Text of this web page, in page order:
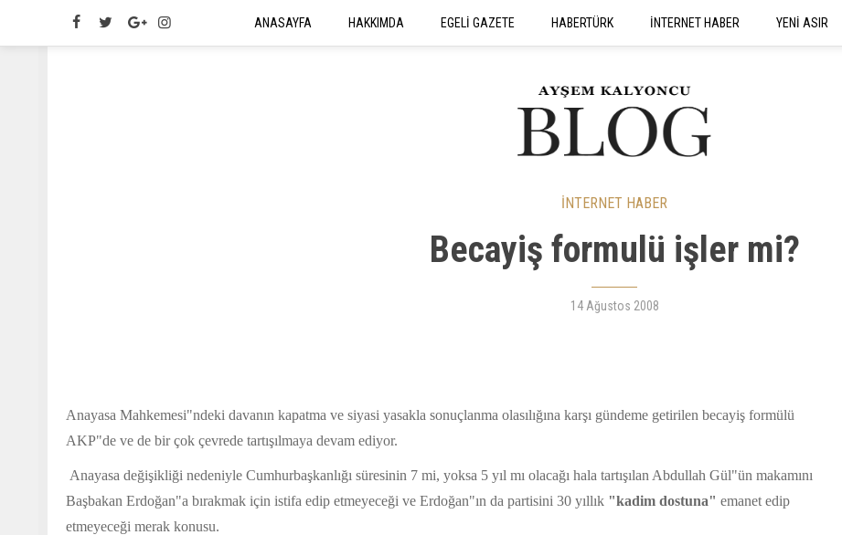
ANASAYFA HAKKIMDA EGELİ GAZETE HABERTÜRK İNTERNET HABER YENİ ASIR
SEYAHATNAME
İNTERNET HABER
Becayiş formulü işler mi?
14 Ağustos 2008
Anayasa Mahkemesi"ndeki davanın kapatma ve siyasi yasakla sonuçlanma olasılığına karşı gündeme getirilen becayiş formülü
AKP"de ve de bir çok çevrede tartışılmaya devam ediyor.
Anayasa değişikliği nedeniyle Cumhurbaşkanlığı süresinin 7 mi, yoksa 5 yıl mı olacağı hala tartışılan Abdullah Gül"ün makamını
Başbakan Erdoğan"a bırakmak için istifa edip etmeyeceği ve Erdoğan"ın da partisini 30 yıllık "kadim dostuna" emanet edip
etmeyeceği merak konusu.